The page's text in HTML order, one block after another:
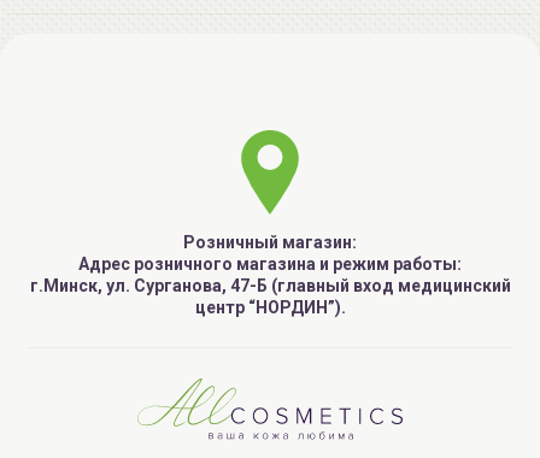
Розничный магазин:
Адрес розничного магазина и режим работы:
г.Минск, ул. Сурганова, 47-Б (главный вход медицинский
центр “НОРДИН”).